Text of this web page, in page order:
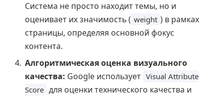
Система не просто находит темы, но и
оценивает их значимость ( weight ) в рамках
страницы, определяя основной фокус
контента.
Алгоритмическая оценка визуального
качества: Google использует Visual Attribute
Score для оценки технического качества и